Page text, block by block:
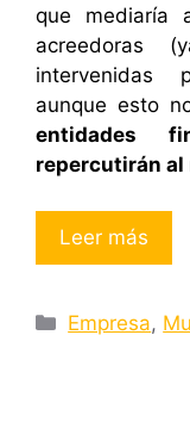
que mediaría
acreedoras
intervenidas
aunque esto
entidades
repercutirán al
Leer más
Categorías
Empresa,